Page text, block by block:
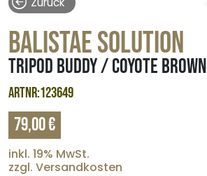
BALISTAE SOLUTION
TRIPOD BUDDY / COYOTE BROWN
ARTNR:123649
79,00 €
inkl. 19% MwSt.
zzgl. Versandkosten